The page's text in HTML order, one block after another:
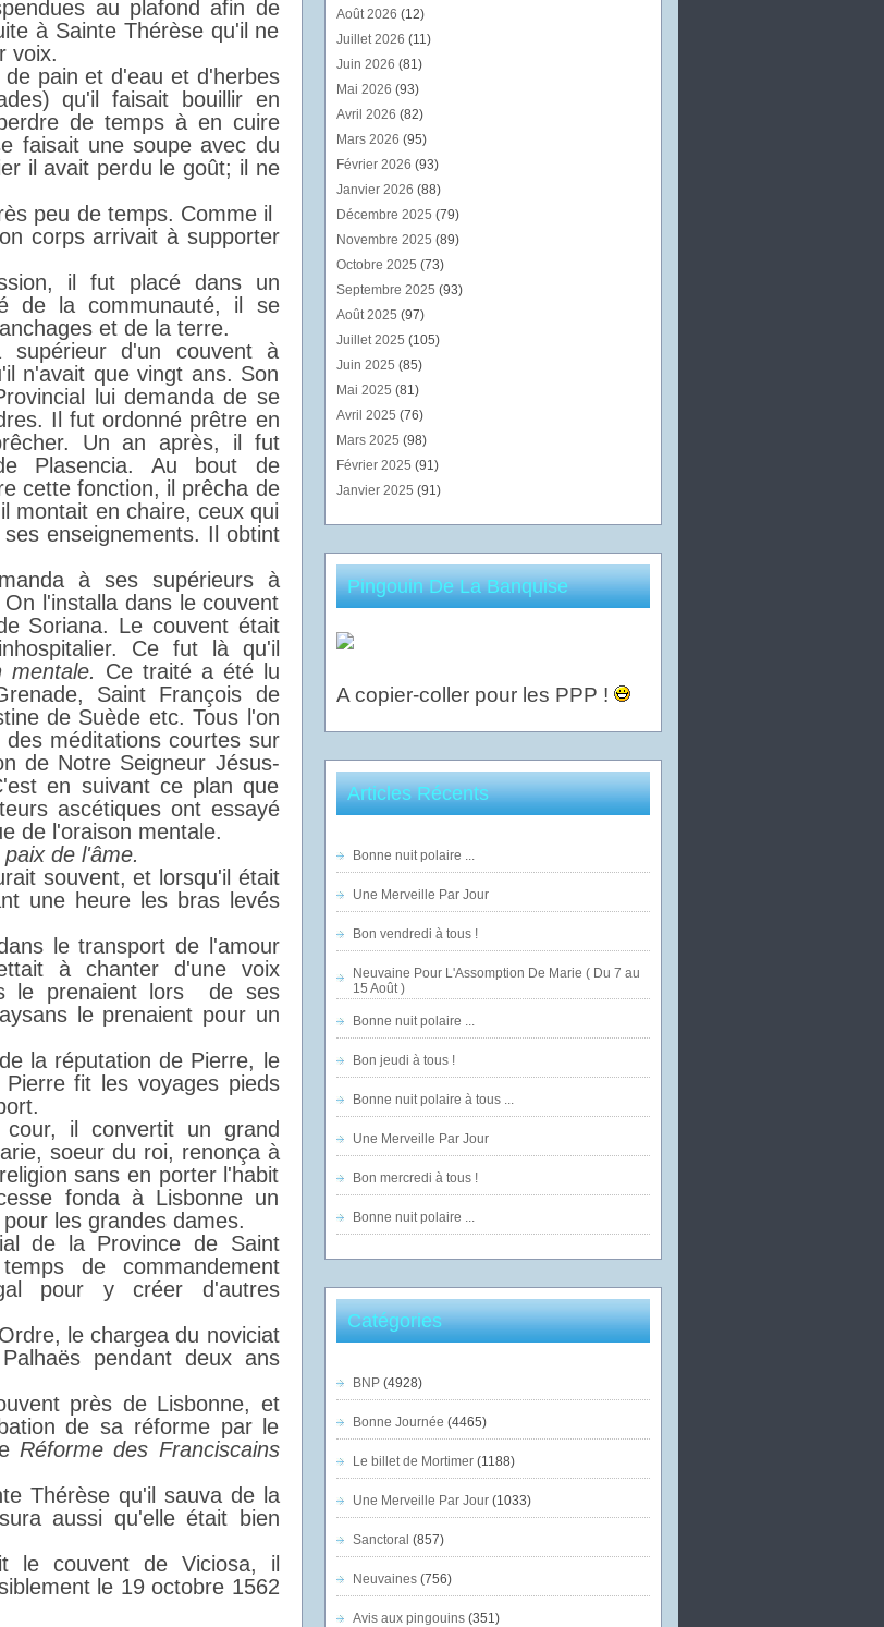
au plafond afin de
à Sainte Thérèse qu'il ne
voix.
pain et d'eau et d'herbes
qu'il faisait bouillir en
de temps à en cuire
faisait une soupe avec du
il avait perdu le goût; il ne
peu de temps. Comme il
corps arrivait à supporter
il fut placé dans un
de la communauté, il se
et de la terre.
d'un couvent à
n'avait que vingt ans. Son
lui demanda de se
Il fut ordonné prêtre en
Un an après, il fut
Plasencia. Au bout de
cette fonction, il prêcha de
montait en chaire, ceux qui
enseignements. Il obtint
à ses supérieurs à
l'installa dans le couvent
Soriana. Le couvent était
Ce fut là qu'il
mentale. Ce traité a été lu
Saint François de
de Suède etc. Tous l'on
méditations courtes sur
de Notre Seigneur Jésus-
en suivant ce plan que
ascétiques ont essayé
de l'oraison mentale.
paix de l'âme.
souvent, et lorsqu'il était
une heure les bras levés
le transport de l'amour
à chanter d'une voix
le prenaient lors de ses
le prenaient pour un
la réputation de Pierre, le
fit les voyages pieds
il convertit un grand
soeur du roi, renonça à
sans en porter l'habit
fonda à Lisbonne un
les grandes dames.
de la Province de Saint
de commandement
pour y créer d'autres
le chargea du noviciat
pendant deux ans
près de Lisbonne, et
de sa réforme par le
Réforme des Franciscains
Thérèse qu'il sauva de la
aussi qu'elle était bien
le couvent de Viciosa, il
le 19 octobre 1562
Août 2026 (12)
Juillet 2026 (11)
Juin 2026 (81)
Mai 2026 (93)
Avril 2026 (82)
Mars 2026 (95)
Février 2026 (93)
Janvier 2026 (88)
Décembre 2025 (79)
Novembre 2025 (89)
Octobre 2025 (73)
Septembre 2025 (93)
Août 2025 (97)
Juillet 2025 (105)
Juin 2025 (85)
Mai 2025 (81)
Avril 2025 (76)
Mars 2025 (98)
Février 2025 (91)
Janvier 2025 (91)
Pingouin De La Banquise
A copier-coller pour les PPP !
Articles Récents
Bonne nuit polaire ...
Une Merveille Par Jour
Bon vendredi à tous !
Neuvaine Pour L'Assomption De Marie ( Du 7 au
15 Août )
Bonne nuit polaire ...
Bon jeudi à tous !
Bonne nuit polaire à tous ...
Une Merveille Par Jour
Bon mercredi à tous !
Bonne nuit polaire ...
Catégories
BNP(4928)
Bonne Journée (4465)
Le billet de Mortimer(1188)
Une Merveille Par Jour(1033)
Sanctoral (857)
Neuvaines(756)
Avis aux pingouins(351)